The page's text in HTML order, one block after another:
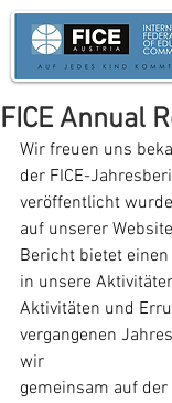
FICE Annual
Wir freuen uns
der FICE-
veröffentlicht
auf unserer
Bericht bietet
in unsere
Aktivitäten und
vergangenen
wir
gemeinsam auf